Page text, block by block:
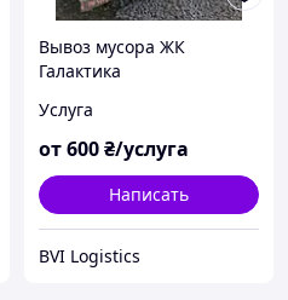
Вывоз мусора ЖК
Галактика
Услуга
от600₴/услуга
Написать
BVI Logistics